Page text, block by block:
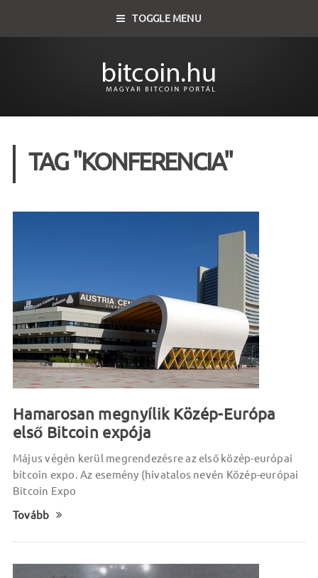
TOGGLE MENU
TAG "KONFERENCIA"
Hamarosan megnyílik Közép-Európa
első Bitcoin expója
Május végén kerül megrendezésre az első közép-európai
bitcoin expo. Az esemény (hivatalos nevén Közép-európai
Bitcoin Expo
Tovább